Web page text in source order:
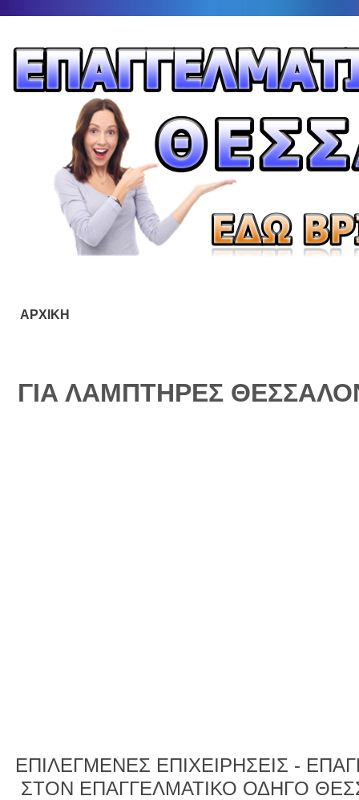
ΓΙΑ ΛΑΜΠΤΗΡΕΣ
ΕΠΙΛΕΓΜΕΝΕΣ ΕΠΙΧΕΙΡΗΣΕΙΣ -
ΣΤΟΝ ΕΠΑΓΓΕΛΜΑΤΙΚΟ ΟΔΗΓΟ
ΑΡΧΙΚΗ